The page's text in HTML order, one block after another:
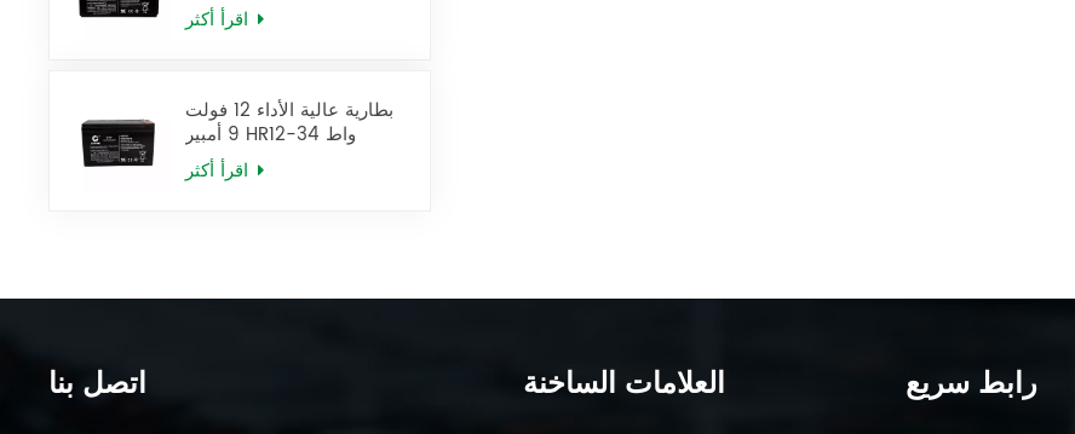
بطارية عالية الأداء 12 فولت
9 أمبير HR12-34 واط
اتصل بنا العلامات الساخنة رابط سريع